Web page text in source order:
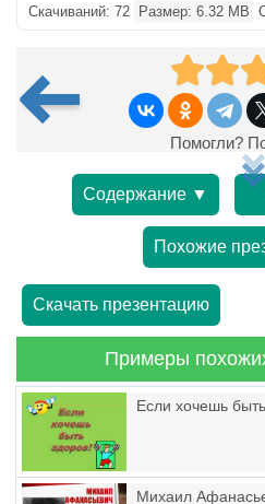
Скачиваний: 72
Размер: 6.32 MB
Помогли?
Содержание ▼
Похожие
Скачать презентацию
Примеры
Если хочешь
Михаил